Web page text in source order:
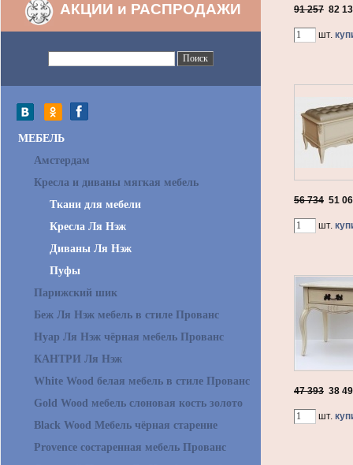
АКЦИИ и РАСПРОДАЖИ
МЕБЕЛЬ
Амстердам
Кресла и диваны мягкая мебель
Ткани для мебели
Кресла Ля Нэж
Диваны Ля Нэж
Пуфы
Парижский шик
Беж Ля Нэж мебель в стиле Прованс
Нуар Ля Нэж чёрная мебель Прованс
КАНТРИ Ля Нэж
White Wood белая мебель в стиле Прованс
Gold Wood мебель слоновая кость золото
Black Wood Мебель чёрная старение
Provence состаренная мебель Прованс
91 257 82
шт.
56 734 51
шт.
47 393 38
шт.